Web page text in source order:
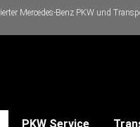
Mercedes-Benz PKW und
PKW Service